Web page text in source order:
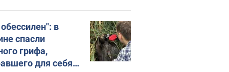
в
спасли
грифа,
для себя